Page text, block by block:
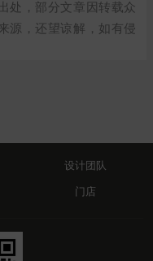
处，部分文章因转载众
源，还望谅解，如有侵
设计团队
门店